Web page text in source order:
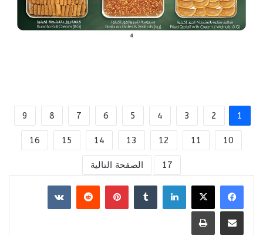
1
2
3
4
5
6
7
8
9
10
11
12
13
14
15
16
17
الصفحة التالية
لينكدإن
بينتيريست
مشاركة عبر البريد طباعة